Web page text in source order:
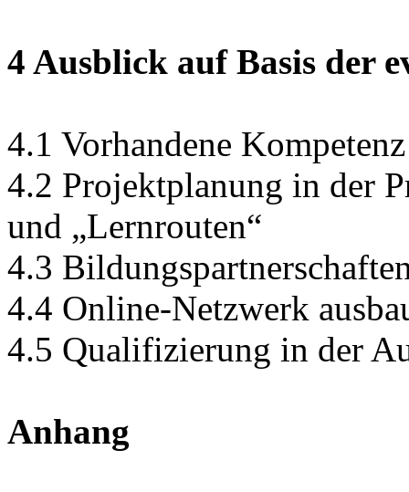
4 Ausblick auf Basis der
4.1 Vorhandene
4.2 Projektplanung in der
und „Lernrouten“
4.3
4.4 Online-Netzwerk
4.5 Qualifizierung in der
Anhang